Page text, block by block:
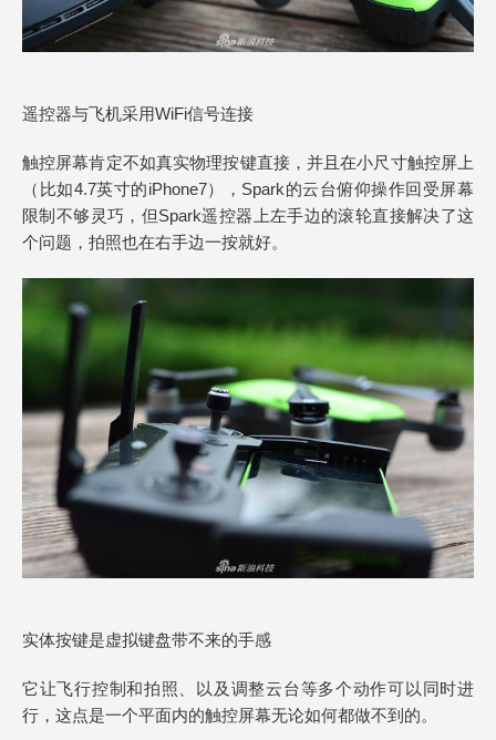
遥控器与飞机采用WiFi信号连接
触控屏幕肯定不如真实物理按键直接，并且在小尺寸触控屏上
（比如4.7英寸的iPhone7），Spark的云台俯仰操作回受屏幕
限制不够灵巧，但Spark遥控器上左手边的滚轮直接解决了这
个问题，拍照也在右手边一按就好。
实体按键是虚拟键盘带不来的手感
它让飞行控制和拍照、以及调整云台等多个动作可以同时进
行，这点是一个平面内的触控屏幕无论如何都做不到的。